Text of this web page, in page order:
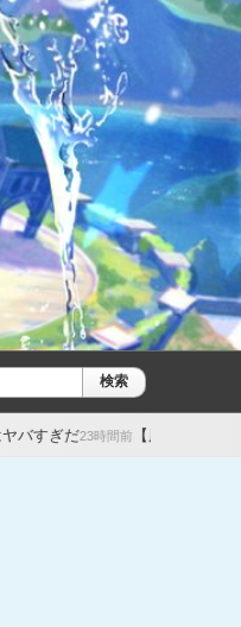
検索
原神】オデットの餅武器美しい